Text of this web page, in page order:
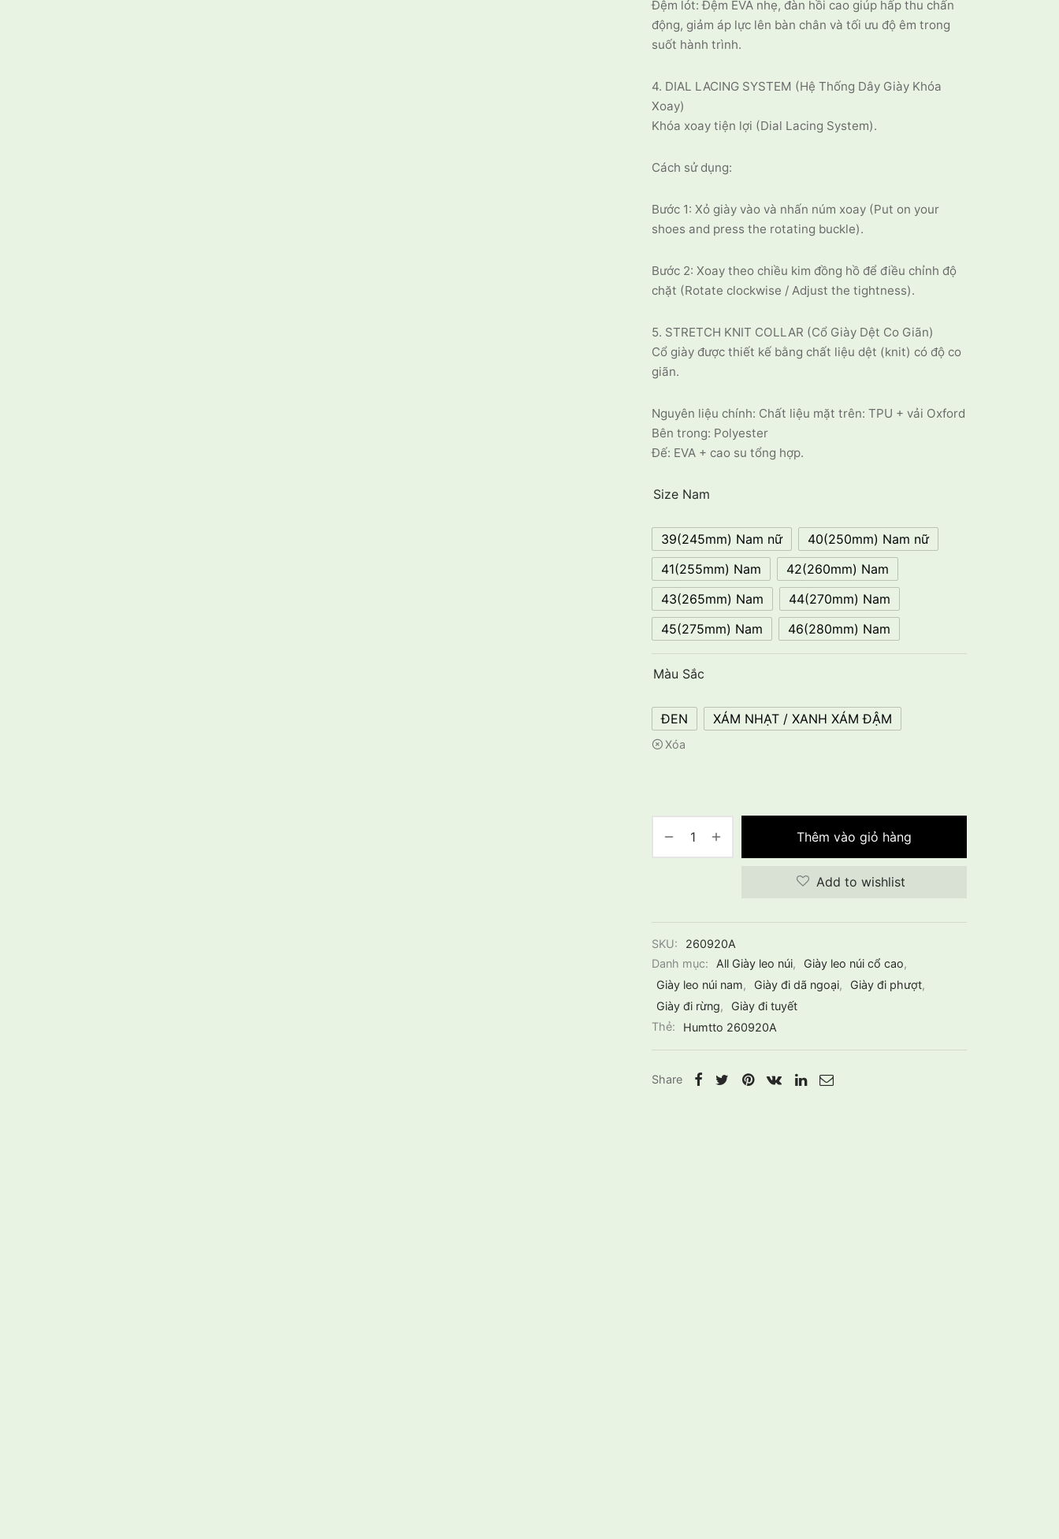
Đệm lót: Đệm EVA nhẹ, đàn hồi cao giúp hấp thu chấn
động, giảm áp lực lên bàn chân và tối ưu độ êm trong
suốt hành trình.
4. DIAL LACING SYSTEM (Hệ Thống Dây Giày Khóa
Xoay)
Khóa xoay tiện lợi (Dial Lacing System).
Cách sử dụng:
Bước 1: Xỏ giày vào và nhấn núm xoay (Put on your
shoes and press the rotating buckle).
Bước 2: Xoay theo chiều kim đồng hồ để điều chỉnh độ
chặt (Rotate clockwise / Adjust the tightness).
5. STRETCH KNIT COLLAR (Cổ Giày Dệt Co Giãn)
Cổ giày được thiết kế bằng chất liệu dệt (knit) có độ co
giãn.
Nguyên liệu chính: Chất liệu mặt trên: TPU + vải Oxford
Bên trong: Polyester
Đế: EVA + cao su tổng hợp.
Size Nam
39(245mm) Nam nữ
40(250mm) Nam nữ
41(255mm) Nam
42(260mm) Nam
43(265mm) Nam
44(270mm) Nam
45(275mm) Nam
46(280mm) Nam
Màu Sắc
ĐEN XÁM NHẠT / XANH XÁM ĐẬM
Xóa
Thêm vào giỏ hàng
Add to wishlist
SKU:
260920A
Danh mục:
All Giày leo núi, Giày leo núi cổ cao,
Giày leo núi nam, Giày đi dã ngoại, Giày đi phượt,
Giày đi rừng,
Giày đi tuyết
Thẻ:
Humtto 260920A
Share